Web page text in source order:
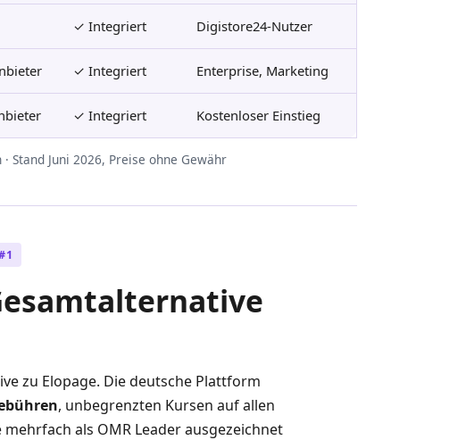
✓ Integriert Digistore24-Nutzer
✓ Integriert Enterprise, Marketing
✓ Integriert Kostenloser Einstieg
Stand Juni 2026, Preise ohne Gewähr
zu Elopage. Die deutsche Plattform
, unbegrenzten Kursen auf allen
als OMR Leader ausgezeichnet